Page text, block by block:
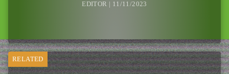
EDITOR | 11/11/2023
RELATED